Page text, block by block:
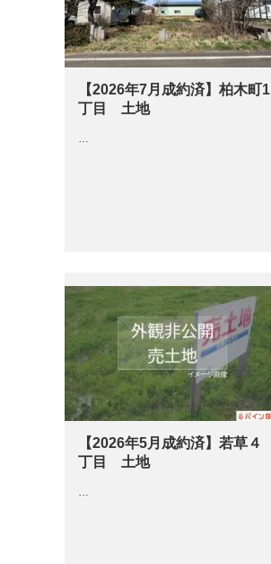
【2026年7月成約済】柏木町1
丁目 土地
…
【2026年5月成約済】若草４
丁目 土地
…